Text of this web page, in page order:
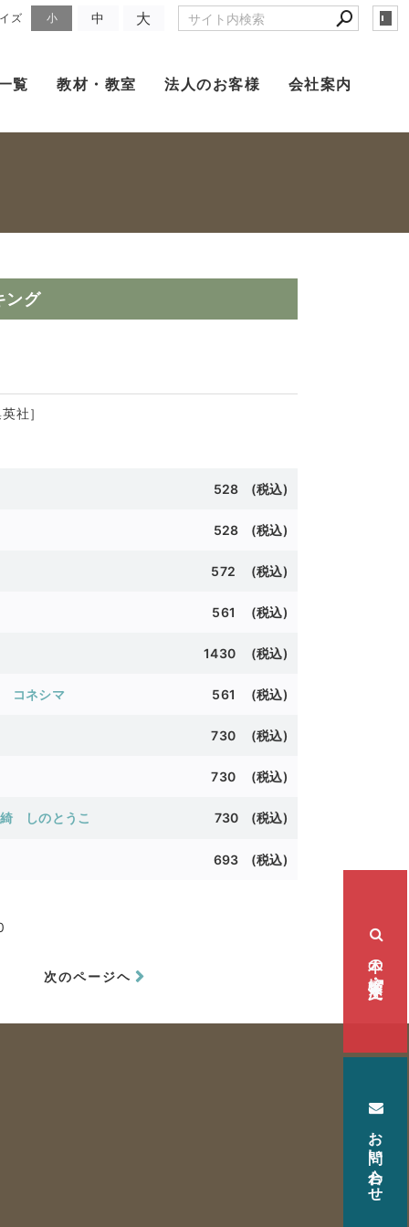
ズ 小 中 大
本の検索・注文
お問い合わせ
覧 教材・教室 法人のお客様 会社案内
ング
］
528 (税込)
528 (税込)
572 (税込)
561 (税込)
1430 (税込)
コネシマ 561 (税込)
730 (税込)
730 (税込)
しのとうこ 730 (税込)
693 (税込)
次のページヘ